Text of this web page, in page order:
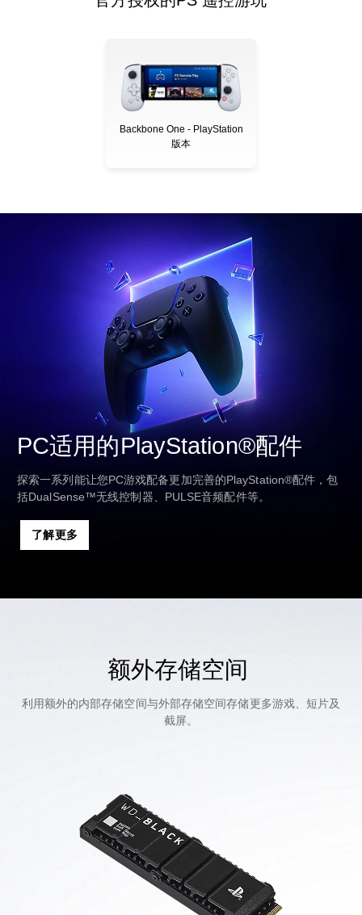
Backbone One - PlayStation
版本
PC适用的PlayStation®配件
探索一系列能让您PC游戏配备更加完善的PlayStation®配件，包
括DualSense™无线控制器、PULSE音频配件等。
了解更多
额外存储空间
利用额外的内部存储空间与外部存储空间存储更多游戏、短片及
截屏。